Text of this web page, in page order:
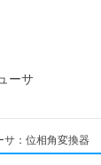
ーサ
サ：位相角変換器